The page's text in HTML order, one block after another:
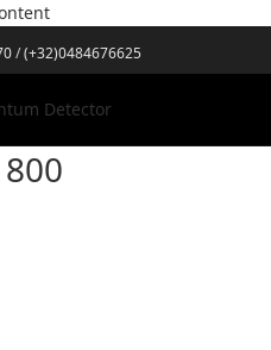
/(+32)0484676625